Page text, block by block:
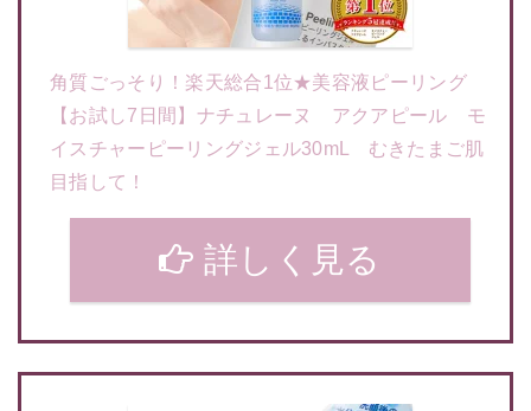
角質ごっそり！楽天総合1位★美容液ピーリング
【お試し7日間】ナチュレーヌ アクアピール モ
イスチャーピーリングジェル30mL むきたまご肌
目指して！
詳しく見る